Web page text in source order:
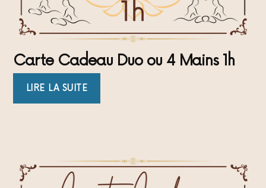
Carte Cadeau Duo ou 4 Mains 1h
LIRE LA SUITE